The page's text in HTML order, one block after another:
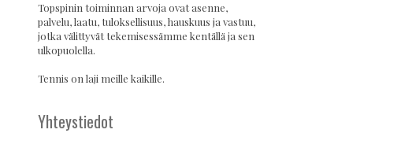
Topspinin toiminnan arvoja ovat asenne,
palvelu, laatu, tuloksellisuus, hauskuus ja vastuu,
jotka välittyvät tekemisessämme kentällä ja sen
ulkopuolella.
Tennis on laji meille kaikille.
Yhteystiedot